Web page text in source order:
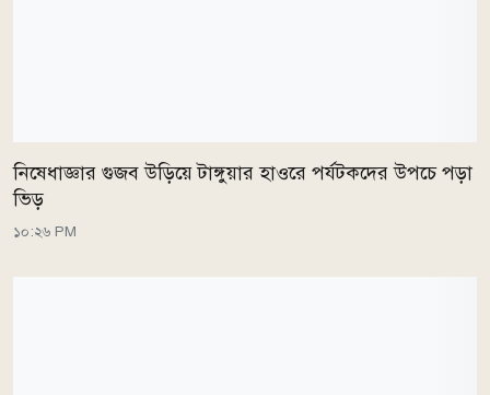
নিষেধাজ্ঞার গুজব উড়িয়ে টাঙ্গুয়ার হাওরে পর্যটকদের উপচে পড়া
ভিড়
১০:২৬ PM